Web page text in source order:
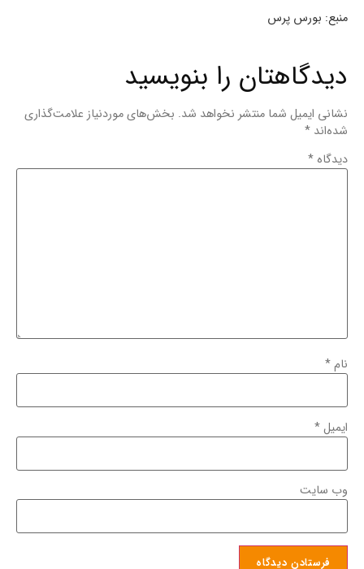
منبع: بورس پرس
دیدگاهتان را بنویسید
نشانی ایمیل شما منتشر نخواهد شد. بخش‌های موردنیاز علامت‌گذاری
شده‌اند *
دیدگاه *
نام*
ایمیل*
وب‌ سایت